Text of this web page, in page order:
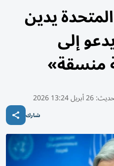
يدين
إلى
منسقة»
26 أبريل 13:24 2026
شارك